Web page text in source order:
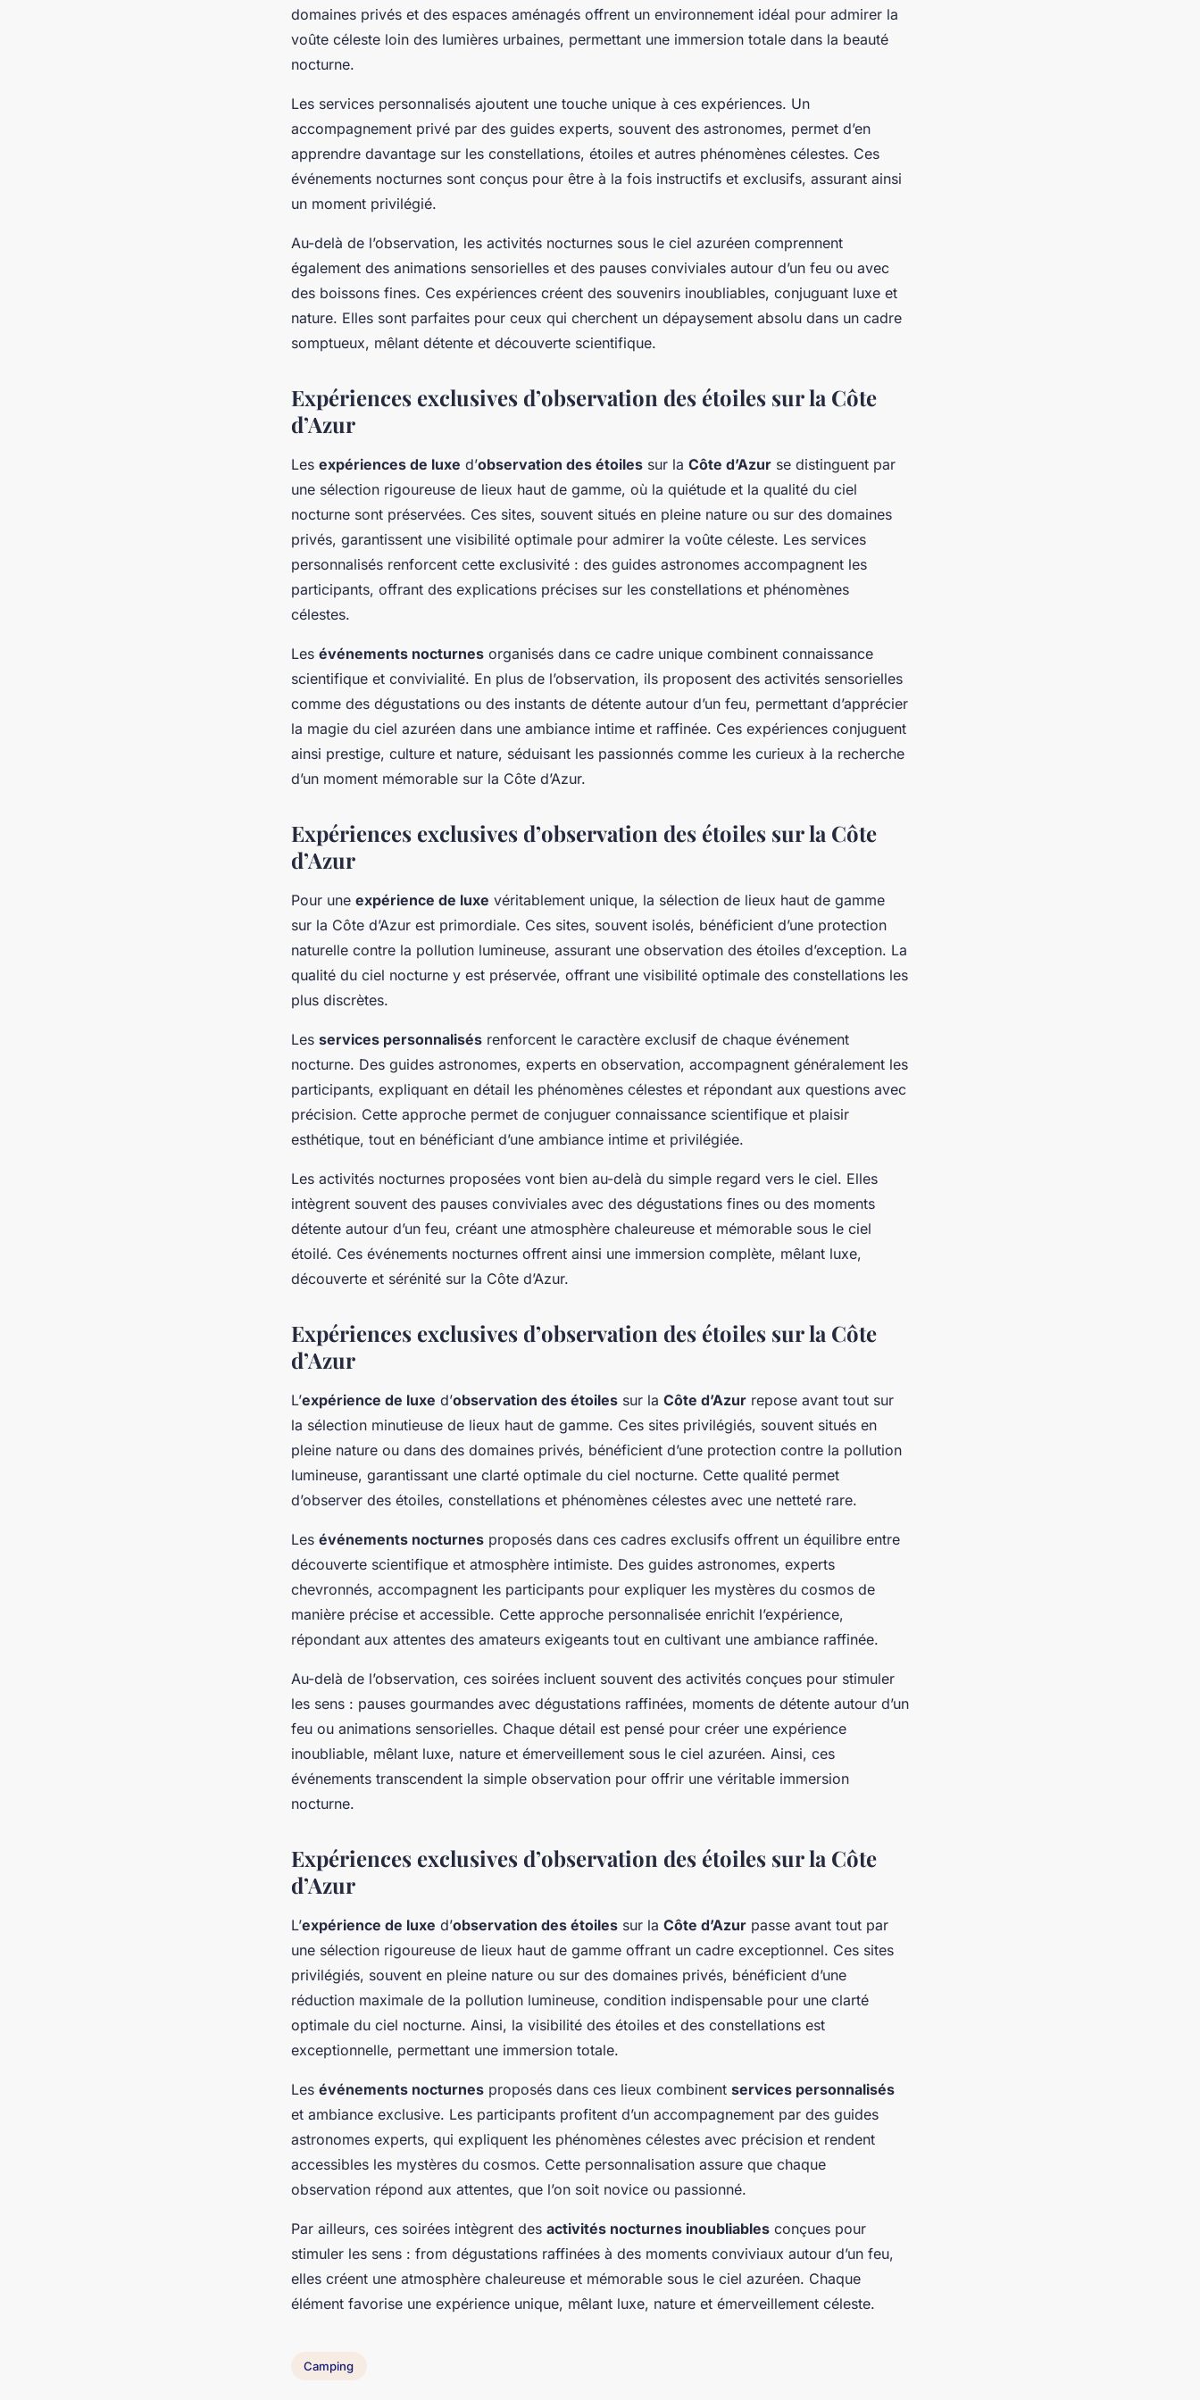
domaines privés et des espaces aménagés offrent un environnement idéal pour admirer la
voûte céleste loin des lumières urbaines, permettant une immersion totale dans la beauté
nocturne.
Les services personnalisés ajoutent une touche unique à ces expériences. Un
accompagnement privé par des guides experts, souvent des astronomes, permet d’en
apprendre davantage sur les constellations, étoiles et autres phénomènes célestes. Ces
événements nocturnes sont conçus pour être à la fois instructifs et exclusifs, assurant ainsi
un moment privilégié.
Au-delà de l’observation, les activités nocturnes sous le ciel azuréen comprennent
également des animations sensorielles et des pauses conviviales autour d’un feu ou avec
des boissons fines. Ces expériences créent des souvenirs inoubliables, conjuguant luxe et
nature. Elles sont parfaites pour ceux qui cherchent un dépaysement absolu dans un cadre
somptueux, mêlant détente et découverte scientifique.
Expériences exclusives d’observation des étoiles sur la Côte
d’Azur
Les expériences de luxe d’observation des étoiles sur la Côte d’Azur se distinguent par
une sélection rigoureuse de lieux haut de gamme, où la quiétude et la qualité du ciel
nocturne sont préservées. Ces sites, souvent situés en pleine nature ou sur des domaines
privés, garantissent une visibilité optimale pour admirer la voûte céleste. Les services
personnalisés renforcent cette exclusivité : des guides astronomes accompagnent les
participants, offrant des explications précises sur les constellations et phénomènes
célestes.
Les événements nocturnes organisés dans ce cadre unique combinent connaissance
scientifique et convivialité. En plus de l’observation, ils proposent des activités sensorielles
comme des dégustations ou des instants de détente autour d’un feu, permettant d’apprécier
la magie du ciel azuréen dans une ambiance intime et raffinée. Ces expériences conjuguent
ainsi prestige, culture et nature, séduisant les passionnés comme les curieux à la recherche
d’un moment mémorable sur la Côte d’Azur.
Expériences exclusives d’observation des étoiles sur la Côte
d’Azur
Pour une expérience de luxe véritablement unique, la sélection de lieux haut de gamme
sur la Côte d’Azur est primordiale. Ces sites, souvent isolés, bénéficient d’une protection
naturelle contre la pollution lumineuse, assurant une observation des étoiles d’exception. La
qualité du ciel nocturne y est préservée, offrant une visibilité optimale des constellations les
plus discrètes.
Les services personnalisés renforcent le caractère exclusif de chaque événement
nocturne. Des guides astronomes, experts en observation, accompagnent généralement les
participants, expliquant en détail les phénomènes célestes et répondant aux questions avec
précision. Cette approche permet de conjuguer connaissance scientifique et plaisir
esthétique, tout en bénéficiant d’une ambiance intime et privilégiée.
Les activités nocturnes proposées vont bien au-delà du simple regard vers le ciel. Elles
intègrent souvent des pauses conviviales avec des dégustations fines ou des moments
détente autour d’un feu, créant une atmosphère chaleureuse et mémorable sous le ciel
étoilé. Ces événements nocturnes offrent ainsi une immersion complète, mêlant luxe,
découverte et sérénité sur la Côte d’Azur.
Expériences exclusives d’observation des étoiles sur la Côte
d’Azur
L’expérience de luxe d’observation des étoiles sur la Côte d’Azur repose avant tout sur
la sélection minutieuse de lieux haut de gamme. Ces sites privilégiés, souvent situés en
pleine nature ou dans des domaines privés, bénéficient d’une protection contre la pollution
lumineuse, garantissant une clarté optimale du ciel nocturne. Cette qualité permet
d’observer des étoiles, constellations et phénomènes célestes avec une netteté rare.
Les événements nocturnes proposés dans ces cadres exclusifs offrent un équilibre entre
découverte scientifique et atmosphère intimiste. Des guides astronomes, experts
chevronnés, accompagnent les participants pour expliquer les mystères du cosmos de
manière précise et accessible. Cette approche personnalisée enrichit l’expérience,
répondant aux attentes des amateurs exigeants tout en cultivant une ambiance raffinée.
Au-delà de l’observation, ces soirées incluent souvent des activités conçues pour stimuler
les sens : pauses gourmandes avec dégustations raffinées, moments de détente autour d’un
feu ou animations sensorielles. Chaque détail est pensé pour créer une expérience
inoubliable, mêlant luxe, nature et émerveillement sous le ciel azuréen. Ainsi, ces
événements transcendent la simple observation pour offrir une véritable immersion
nocturne.
Expériences exclusives d’observation des étoiles sur la Côte
d’Azur
L’expérience de luxe d’observation des étoiles sur la Côte d’Azur passe avant tout par
une sélection rigoureuse de lieux haut de gamme offrant un cadre exceptionnel. Ces sites
privilégiés, souvent en pleine nature ou sur des domaines privés, bénéficient d’une
réduction maximale de la pollution lumineuse, condition indispensable pour une clarté
optimale du ciel nocturne. Ainsi, la visibilité des étoiles et des constellations est
exceptionnelle, permettant une immersion totale.
Les événements nocturnes proposés dans ces lieux combinent services personnalisés
et ambiance exclusive. Les participants profitent d’un accompagnement par des guides
astronomes experts, qui expliquent les phénomènes célestes avec précision et rendent
accessibles les mystères du cosmos. Cette personnalisation assure que chaque
observation répond aux attentes, que l’on soit novice ou passionné.
Par ailleurs, ces soirées intègrent des activités nocturnes inoubliables conçues pour
stimuler les sens : from dégustations raffinées à des moments conviviaux autour d’un feu,
elles créent une atmosphère chaleureuse et mémorable sous le ciel azuréen. Chaque
élément favorise une expérience unique, mêlant luxe, nature et émerveillement céleste.
Camping